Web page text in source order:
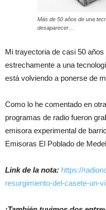
Más de 50 años de una
desaparecer…
Mi trayectoria de casi 50
estrechamente a una
está volviendo a ponerse de
Como lo he comentado en
programas de radio fueron
emisora experimental de
Emisoras El Poblado de
Link de la nota: https://
resurgimiento-del-casete-un-